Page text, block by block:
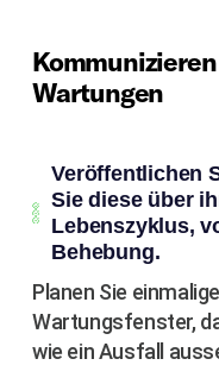
Wartungen
Veröffentlichen
Sie diese über
Lebenszyklus,
Behebung.
Planen Sie
Wartungsfenster,
wie ein Ausfall